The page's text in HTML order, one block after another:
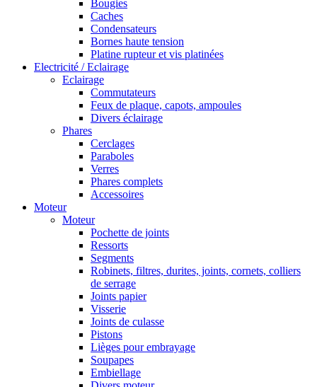
Bougies
Caches
Condensateurs
Bornes haute tension
Platine rupteur et vis platinées
Electricité / Eclairage
Eclairage
Commutateurs
Feux de plaque, capots, ampoules
Divers éclairage
Phares
Cerclages
Paraboles
Verres
Phares complets
Accessoires
Moteur
Moteur
Pochette de joints
Ressorts
Segments
Robinets, filtres, durites, joints, cornets, colliers
de serrage
Joints papier
Visserie
Joints de culasse
Pistons
Lièges pour embrayage
Soupapes
Embiellage